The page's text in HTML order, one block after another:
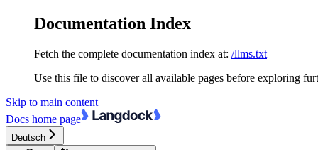
Documentation Index
Fetch the complete documentation index at: /llms.txt
Use this file to discover all available pages before exploring
Skip to main content
Docs home page
Deutsch